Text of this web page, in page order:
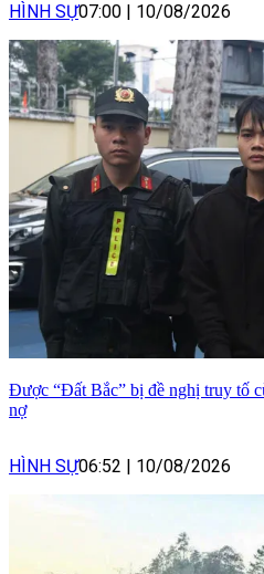
HÌNH SỰ07:00 10/08/2026
Được “Đất Bắc” bị đề nghị truy tố
nợ
HÌNH SỰ06:52 10/08/2026